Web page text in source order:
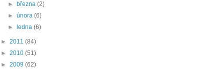
► března(2)
►února(6)
►
ledna(6)
► 2011 (84)
► 2010 (51)
► 2009 (62)